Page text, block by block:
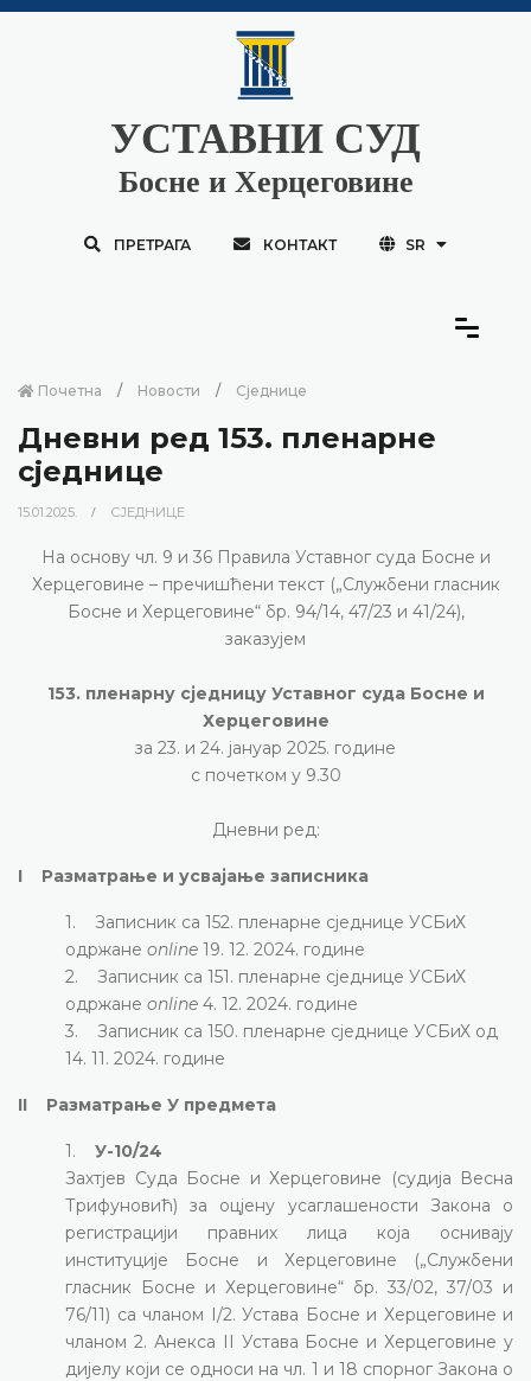
УСТАВНИ СУД
Босне и Херцеговине
ПРЕТРАГА КОНТАКТ SR
Почетна Новости Сједнице
Дневни ред 153. пленарне
сједнице
15.01.2025. СЈЕДНИЦЕ
На основу чл. 9 и 36 Правила Уставног суда Босне и
Херцеговине – пречишћени текст („Службени гласник
Босне и Херцеговине“ бр. 94/14, 47/23 и 41/24),
заказујем
153. пленарну сједницу Уставног суда Босне и
Херцеговине
за 23. и 24. јануар 2025. године
с почетком у 9.30
Дневни ред:
I Разматрање и усвајање записника
1. Записник са 152. пленарне сједнице УСБиХ
одржане online 19. 12. 2024. године
2. Записник са 151. пленарне сједнице УСБиХ
одржане online 4. 12. 2024. године
3. Записник са 150. пленарне сједнице УСБиХ од
14. 11. 2024. године
II Разматрање У предмета
1. У-10/24
Захтјев Суда Босне и Херцеговине (судија Весна
Трифуновић) за оцјену усаглашености Закона о
регистрацији правних лица која оснивају
институције Босне и Херцеговине („Службени
гласник Босне и Херцеговине“ бр. 33/02, 37/03 и
76/11) са чланом I/2. Устава Босне и Херцеговине и
чланом 2. Анекса II Устава Босне и Херцеговине у
дијелу који се односи на чл. 1 и 18 спорног Закона о